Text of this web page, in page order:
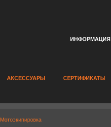
ИНФОРМАЦИЯ
АКСЕССУАРЫ СЕРТИФИКАТЫ
Мотоэкипировка